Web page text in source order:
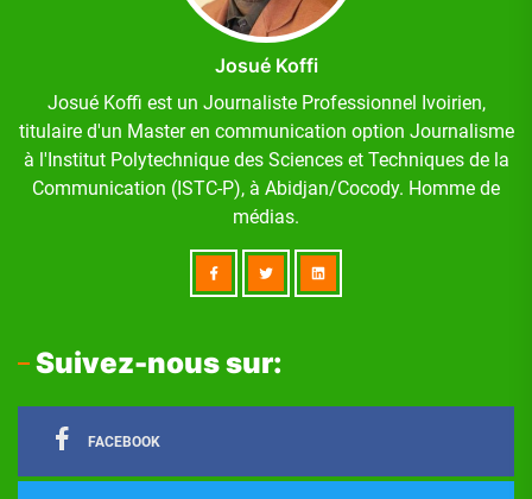
Josué Koffi
Josué Koffi est un Journaliste Professionnel Ivoirien,
titulaire d'un Master en communication option Journalisme
à l'Institut Polytechnique des Sciences et Techniques de la
Communication (ISTC-P), à Abidjan/Cocody. Homme de
médias.
Suivez-nous sur:
FACEBOOK